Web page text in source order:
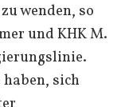
wenden, so
und KHK M.
sich